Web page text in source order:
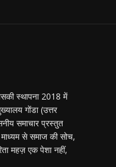
स्थापना 2018 में
गोंडा (उत्तर
समाचार प्रस्तुत
माध्यम से समाज की सोच,
महज़ एक पेशा नहीं,